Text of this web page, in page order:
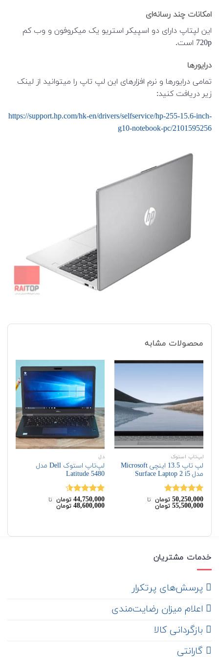
امکانات چند رسانه‌ای
این لپتاپ دارای دو اسپیکر استریو یک میکروفون و وب کم
720p است.
درایورها
تمامی درایورها و نرم افزارهای این لپ تاپ را میتوانید از لینک
زیر دریافت کنید:
https://support.hp.com/hk-en/drivers/selfservice/hp-255-15.6-inch-
g10-notebook-pc/2101595256
محصولات مشابه
لپ‌تاپ استوک
لپ تاپ 13.5 اینچی Microsoft
مدل Surface Laptop 2 i5
نمره5.00
از 5
50,250,000 تومان‌ تا ‌
55,500,000 تومان
دل
لپ‌تاپ استوک Dell مدل
Latitude 5480
نمره4.50
از 5
44,750,000 تومان‌ تا ‌
48,600,000 تومان
خدمات مشتریان
‌ پرسش‌های پرتکرار
اعلام میزان رضایت‌مندی
‌ بازگردانی کالا
گارانتی